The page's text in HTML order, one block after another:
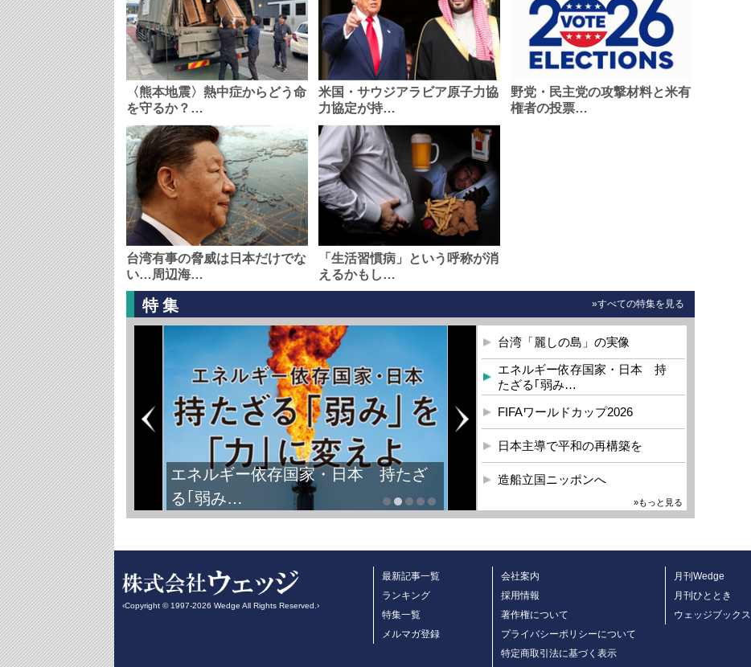
〈熊本地震〉熱中症からどう命
を守るか？…
米国・サウジアラビア原子力協
力協定が持…
野党・民主党の攻撃材料と米有
権者の投票…
台湾有事の脅威は日本だけでな
い…周辺海…
「生活習慣病」という呼称が消
えるかもし…
特集 »すべての特集を見る
エネルギー依存国家・日本 持たざ
る｢弱み…
台湾「麗しの島」の実像
エネルギー依存国家・日本 持
たざる｢弱み…
FIFAワールドカップ2026
日本主導で平和の再構築を
造船立国ニッポンへ
»もっと見る
‹Copyright © 1997-2026 Wedge All Rights Reserved.›
最新記事一覧
ランキング
特集一覧
メルマガ登録
会社案内
採用情報
著作権について
プライバシーポリシーについて
特定商取引法に基づく表示
月刊Wedge
月刊ひととき
ウェッジブックス